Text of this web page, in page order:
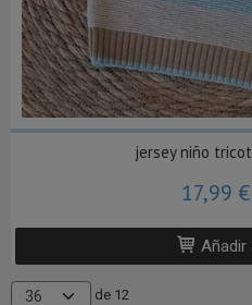
jersey niño
17,99
Añadir
de 12